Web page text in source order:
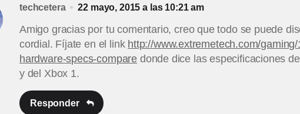
techcetera 22 mayo, 2015 a las 10:21 am
Amigo gracias por tu comentario, creo que todo se puede
cordial. Fíjate en el link http://www.extremetech.com/
hardware-specs-compare donde dice las especificaciones
y del Xbox 1.
Responder